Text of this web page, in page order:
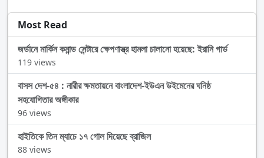
Most Read
জর্ডানে মার্কিন কমান্ড সেন্টারে ক্ষেপণাস্ত্র হামলা চালানো হয়েছে: ইরানি গার্ড
119 views
বাসস দেশ-৫৪ : নারীর ক্ষমতায়নে বাংলাদেশ-ইউএন উইমেনের ঘনিষ্ঠ
সহযোগিতার অঙ্গীকার
96 views
হাইতিকে তিন ম্যাচে ১৭ গোল দিয়েছে ব্রাজিল
88 views